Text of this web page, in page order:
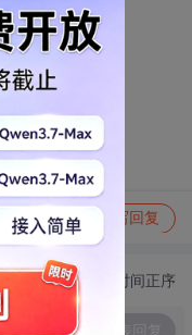
写回复
切换为时间正序